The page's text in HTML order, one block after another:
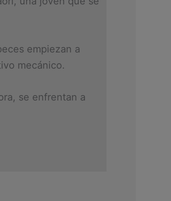
empiezan a
mecánico.
se enfrentan a